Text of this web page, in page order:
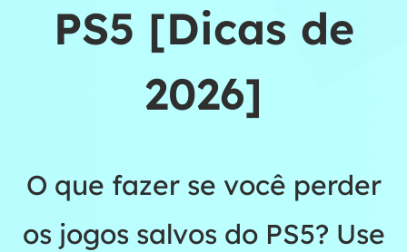
PS5 [Dicas de
2026]
O que fazer se você perder
os jogos salvos do PS5? Use